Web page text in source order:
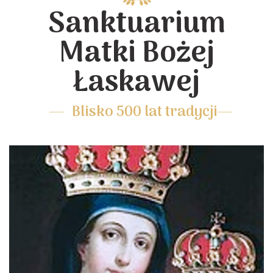
Sanktuarium
Matki Bożej
Łaskawej
Blisko 500 lat tradycji